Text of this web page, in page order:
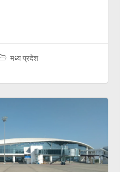
मध्य प्रदेश